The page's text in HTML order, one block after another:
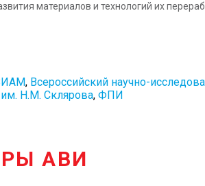
материалов и технологий их
, Всероссийский научно-
Н.М. Склярова, ФПИ
АВИ